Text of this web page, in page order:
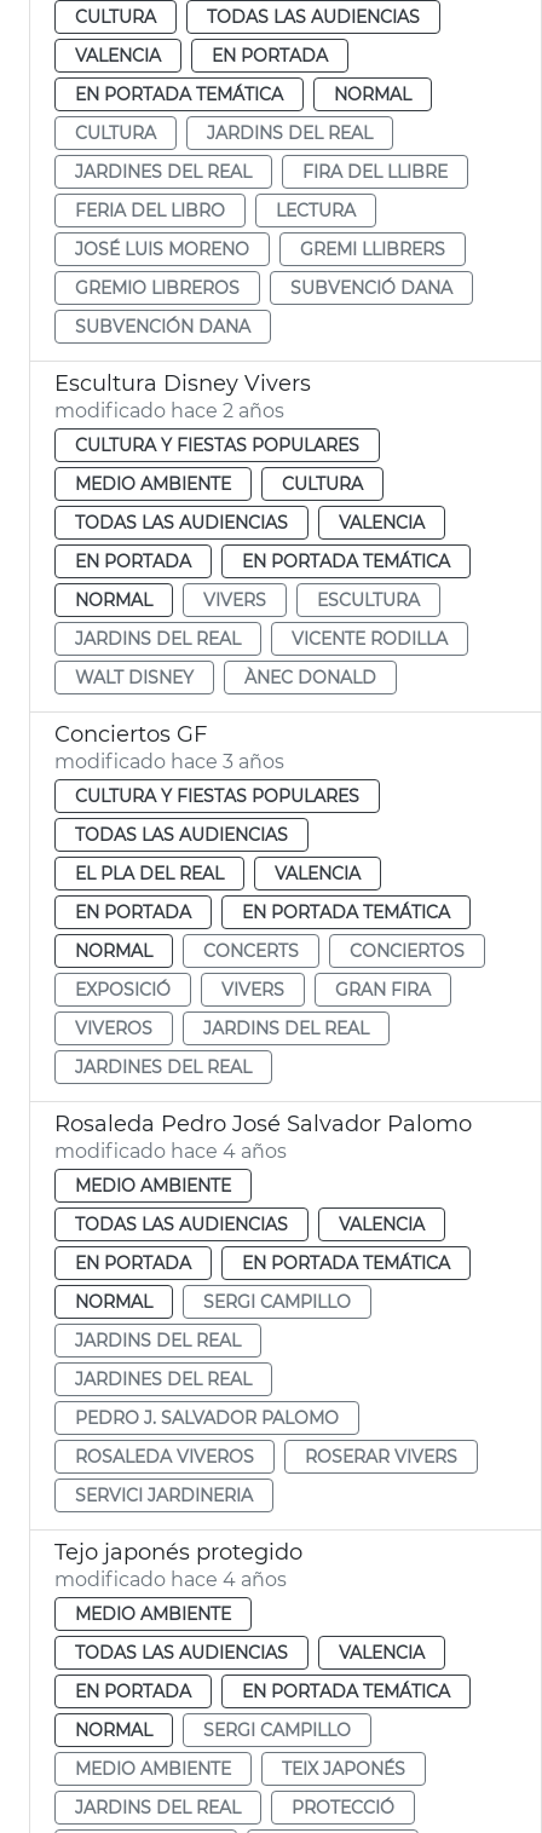
CULTURA
TODAS LAS AUDIENCIAS
VALENCIA
EN PORTADA
EN PORTADA TEMÁTICA
NORMAL
CULTURA
JARDINS DEL REAL
JARDINES DEL REAL
FIRA DEL LLIBRE
FERIA DEL LIBRO
LECTURA
JOSÉ LUIS MORENO
GREMI LLIBRERS
GREMIO LIBREROS
SUBVENCIÓ DANA
SUBVENCIÓN DANA
Escultura Disney Vivers
modificado hace 2 años
CULTURA Y FIESTAS POPULARES
MEDIO AMBIENTE
CULTURA
TODAS LAS AUDIENCIAS
VALENCIA
EN PORTADA
EN PORTADA TEMÁTICA
NORMAL
VIVERS
ESCULTURA
JARDINS DEL REAL
VICENTE RODILLA
WALT DISNEY
ÀNEC DONALD
Conciertos GF
modificado hace 3 años
CULTURA Y FIESTAS POPULARES
TODAS LAS AUDIENCIAS
EL PLA DEL REAL
VALENCIA
EN PORTADA
EN PORTADA TEMÁTICA
NORMAL
CONCERTS
CONCIERTOS
EXPOSICIÓ
VIVERS
GRAN FIRA
VIVEROS
JARDINS DEL REAL
JARDINES DEL REAL
Rosaleda Pedro José Salvador Palomo
modificado hace 4 años
MEDIO AMBIENTE
TODAS LAS AUDIENCIAS
VALENCIA
EN PORTADA
EN PORTADA TEMÁTICA
NORMAL
SERGI CAMPILLO
JARDINS DEL REAL
JARDINES DEL REAL
PEDRO J. SALVADOR PALOMO
ROSALEDA VIVEROS
ROSERAR VIVERS
SERVICI JARDINERIA
Tejo japonés protegido
modificado hace 4 años
MEDIO AMBIENTE
TODAS LAS AUDIENCIAS
VALENCIA
EN PORTADA
EN PORTADA TEMÁTICA
NORMAL
SERGI CAMPILLO
MEDIO AMBIENTE
TEIX JAPONÉS
JARDINS DEL REAL
PROTECCIÓ